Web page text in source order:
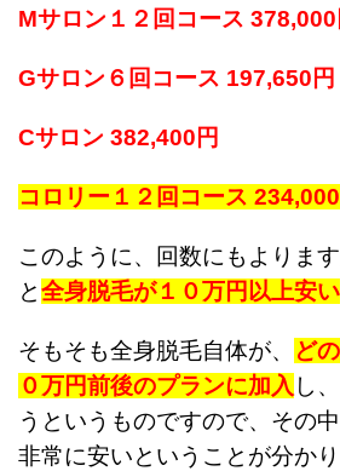
Mサロン１２回コース 378,000
Gサロン６回コース 197,650円
Cサロン 382,400円
コロリー１２回コース
このように、回数にもよりま
と全身脱毛が１０万円以上安い
そもそも全身脱毛自体が、
ど
０万円前後のプランに加入 し
うというものですので、その
非常に安いということが分かり